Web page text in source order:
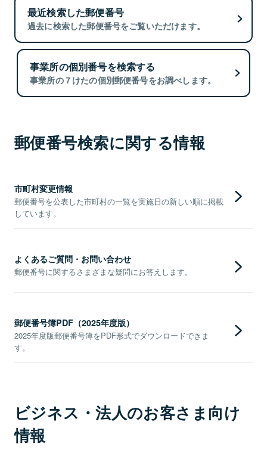
最近検索した郵便番号
過去に検索した郵便番号をご覧いただけます。
事業所の個別番号を検索する
事業所の７けたの個別郵便番号をお調べします。
郵便番号検索に関する情報
市町村変更情報
郵便番号を公表した市町村の一覧を実施日の新しい順に掲載
しています。
よくあるご質問・お問い合わせ
郵便番号に関するさまざまな疑問にお答えします。
郵便番号簿PDF（2025年度版）
2025年度版郵便番号簿をPDF形式でダウンロードできま
す。
ビジネス・法人のお客さま向け
情報